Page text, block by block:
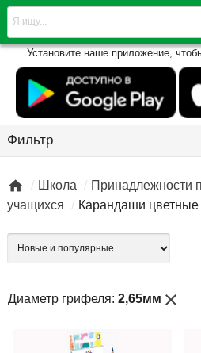
Установите наше приложение,
Фильтр
 Школа
Принадлежности
учащихся
Карандаши цветные
Диаметр грифеля: 2,65мм close